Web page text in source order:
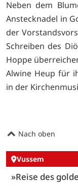
Neben dem
Anstecknadel in
der
Schreiben des
Hoppe
Alwine Heup für
in der
Nach oben
Vussem
»Reise des